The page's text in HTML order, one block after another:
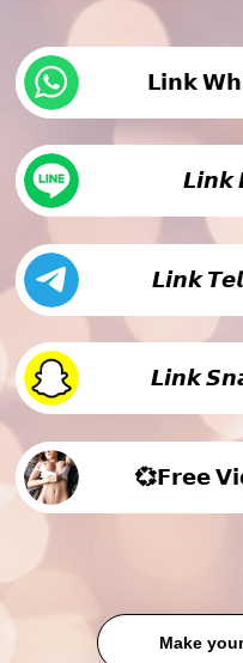
𝗟𝗶𝗻𝗸
𝙇𝙞𝙣𝙠
𝙇𝙞𝙣𝙠
𝙇𝙞𝙣𝙠
💞𝗙𝗿𝗲𝗲
Make